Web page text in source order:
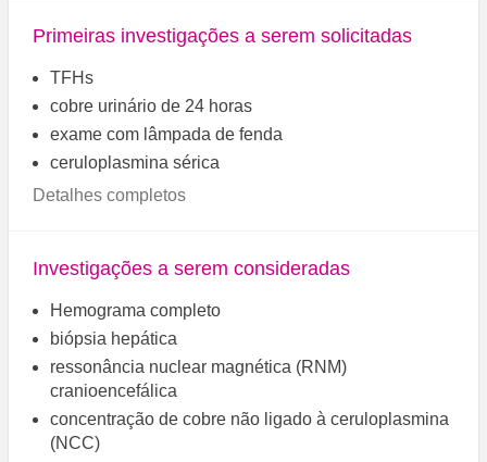
Primeiras investigações a serem solicitadas
TFHs
cobre urinário de 24 horas
exame com lâmpada de fenda
ceruloplasmina sérica
Detalhes completos
Investigações a serem consideradas
Hemograma completo
biópsia hepática
ressonância nuclear magnética (RNM)
cranioencefálica
concentração de cobre não ligado à ceruloplasmina
(NCC)